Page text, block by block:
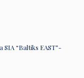
“Baltiks EAST”-